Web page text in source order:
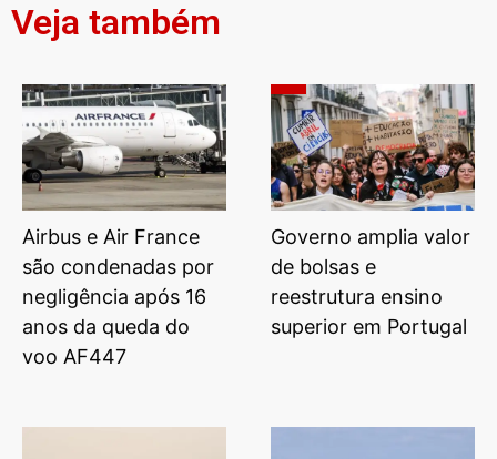
Veja também
Airbus e Air France
são condenadas por
negligência após 16
anos da queda do
voo AF447
Governo amplia valor
de bolsas e
reestrutura ensino
superior em Portugal